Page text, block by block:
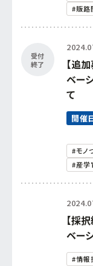
#販路
受付
終了
【追
ベー
て
開催
#モノ
#産学
【採
ベー
#情報